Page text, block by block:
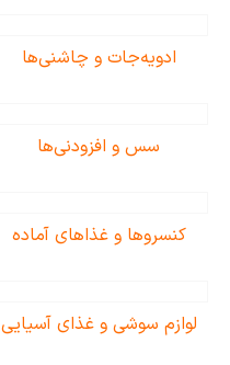
ادویه‌جات و چاشنی‌ها
سس و افزودنی‌ها
کنسروها و غذاهای آماده
لوازم سوشی و غذای آسیایی